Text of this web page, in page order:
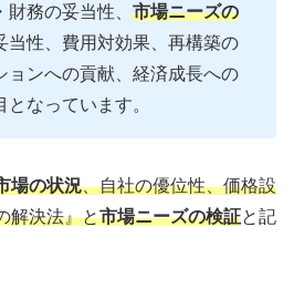
務の妥当性、 市場ニーズの
当性、費用対効果、再構築の
ョンへの貢献、経済成長への
なっています。
場の状況、自社の優位性、価格設
解決法』と市場ニーズの検証と記